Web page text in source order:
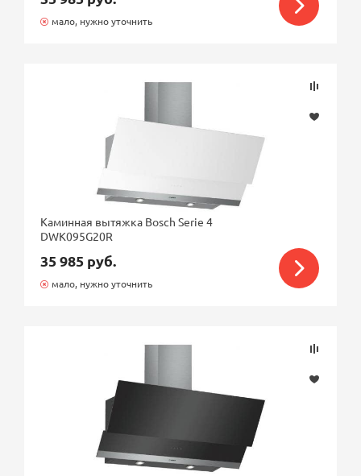
мало, нужно уточнить
Каминная вытяжка Bosch Serie 4
DWK095G20R
35 985 руб.
мало, нужно уточнить